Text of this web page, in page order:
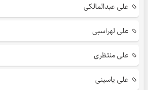
علی عبدالمالکی
علی لهراسبی
علی منتظری
علی یاسینی